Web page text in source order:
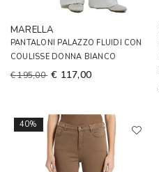
MARELLA
PANTALONI PALAZZO FLUIDI CON
COULISSE DONNA BIANCO
€ 195,00 € 117,00
40%